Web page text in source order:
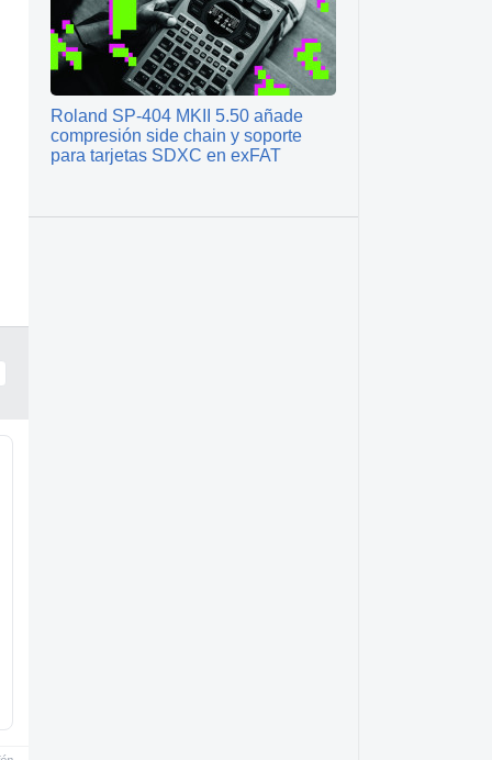
Roland SP-404 MKII 5.50 añade
compresión side chain y soporte
para tarjetas SDXC en exFAT